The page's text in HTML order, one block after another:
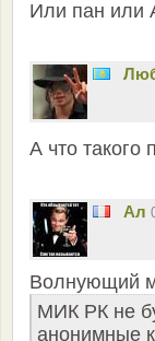
Или пан или
А что
Ал
Волнующий
МИК РК не
анонимные